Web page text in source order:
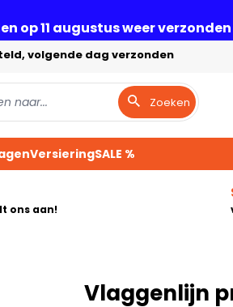
op 11 augustus weer
volgende dag verzonden
Zoeken
VersieringSALE %
ons aan!
Vlaggenlijn